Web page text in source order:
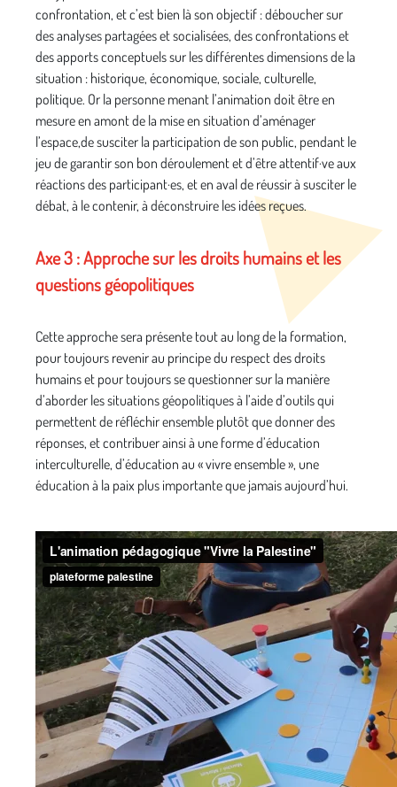
confrontation, et c’est bien là son objectif : déboucher sur
des analyses partagées et socialisées, des confrontations et
des apports conceptuels sur les différentes dimensions de la
situation : historique, économique, sociale, culturelle,
politique. Or la personne menant l’animation doit être en
mesure en amont de la mise en situation d’aménager
l’espace,de susciter la participation de son public, pendant le
jeu de garantir son bon déroulement et d’être attentif·ve aux
réactions des participant·es, et en aval de réussir à susciter le
débat, à le contenir, à déconstruire les idées reçues.
Axe 3 : Approche sur les droits humains et les
questions géopolitiques
Cette approche sera présente tout au long de la formation,
pour toujours revenir au principe du respect des droits
humains et pour toujours se questionner sur la manière
d’aborder les situations géopolitiques à l’aide d’outils qui
permettent de réfléchir ensemble plutôt que donner des
réponses, et contribuer ainsi à une forme d’éducation
interculturelle, d’éducation au « vivre ensemble », une
éducation à la paix plus importante que jamais aujourd’hui.